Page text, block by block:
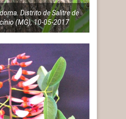
Distrito de Salitre de
(MG), 10-05-2017